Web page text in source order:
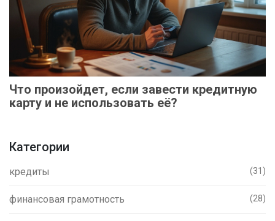
Что произойдет, если завести кредитную
карту и не использовать её?
Категории
кредиты (31)
финансовая грамотность (28)